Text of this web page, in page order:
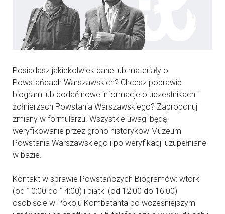
Posiadasz jakiekolwiek dane lub materiały o
Powstańcach Warszawskich? Chcesz poprawić
biogram lub dodać nowe informacje o uczestnikach i
żołnierzach Powstania Warszawskiego? Zaproponuj
zmiany w formularzu. Wszystkie uwagi będą
weryfikowanie przez grono historyków Muzeum
Powstania Warszawskiego i po weryfikacji uzupełniane
w bazie.
Kontakt w sprawie Powstańczych Biogramów: wtorki
(od 10:00 do 14:00) i piątki (od 12:00 do 16:00)
osobiście w Pokoju Kombatanta po wcześniejszym